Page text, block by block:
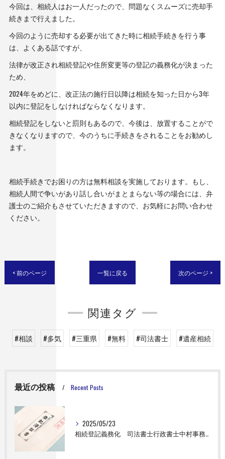
今回は、相続人はお一人だったので、問題なくスムーズに売却手
続きまで行えました。
今回のように売却する必要が出てきた時に相続手続きを行う事
は、よくある話ですが、
法律が改正され相続登記や住所変更等の登記の義務化が決まった
ため、
2024年をめどに、改正法の施行日以降は相続を知った日から3年
以内に登記をしなければならなくなります。
相続登記をしないと罰則もあるので、今後は、放置することがで
きなくなりますので、今のうちに手続きをされることをお勧めし
ます。
相続手続きでお困りの方は無料相談を実施しております。もし、
相続人間で争いがあり話し合いがまとまらない等の場合には、弁
護士のご紹介もさせていただきますので、お気軽にお問い合わせ
ください。
< 前のページ 一覧に戻る 次のページ >
関連タグ
#相談 #多気 #三重県 #無料 #司法書士 #遺産相続
最近の投稿 Recent Posts
2025/05/23
相続登記義務化 司法書士行政書士中村事務所 対応可能エリア 大台町 松阪市 明和町 伊勢市 津市